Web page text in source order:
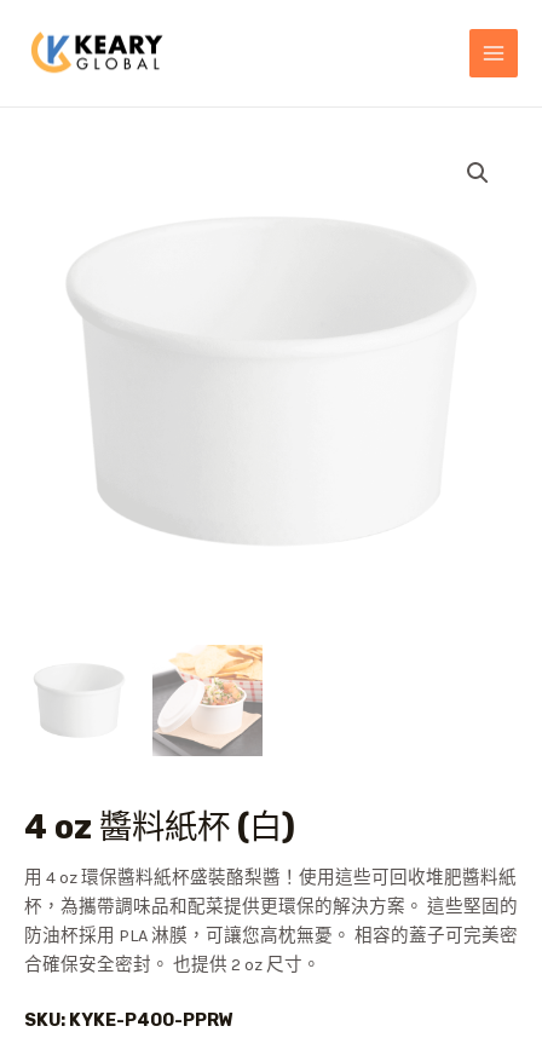
4 oz 醬料紙杯 (白)
用 4 oz 環保醬料紙杯盛裝酪梨醬！使用這些可回收堆肥醬料紙
杯，為攜帶調味品和配菜提供更環保的解決方案。 這些堅固的
防油杯採用 PLA 淋膜，可讓您高枕無憂。 相容的蓋子可完美密
合確保安全密封。 也提供 2 oz 尺寸。
SKU: KYKE-P400-PPRW